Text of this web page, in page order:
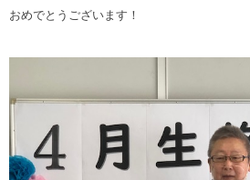
おめでとうございます！